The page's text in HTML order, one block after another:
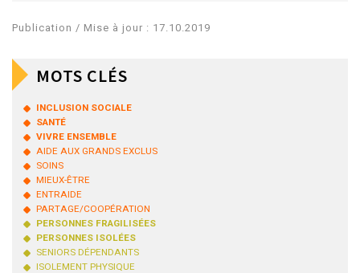
Publication / Mise à jour : 17.10.2019
MOTS CLÉS
INCLUSION SOCIALE
SANTÉ
VIVRE ENSEMBLE
AIDE AUX GRANDS EXCLUS
SOINS
MIEUX-ÊTRE
ENTRAIDE
PARTAGE/COOPÉRATION
PERSONNES FRAGILISÉES
PERSONNES ISOLÉES
SENIORS DÉPENDANTS
ISOLEMENT PHYSIQUE